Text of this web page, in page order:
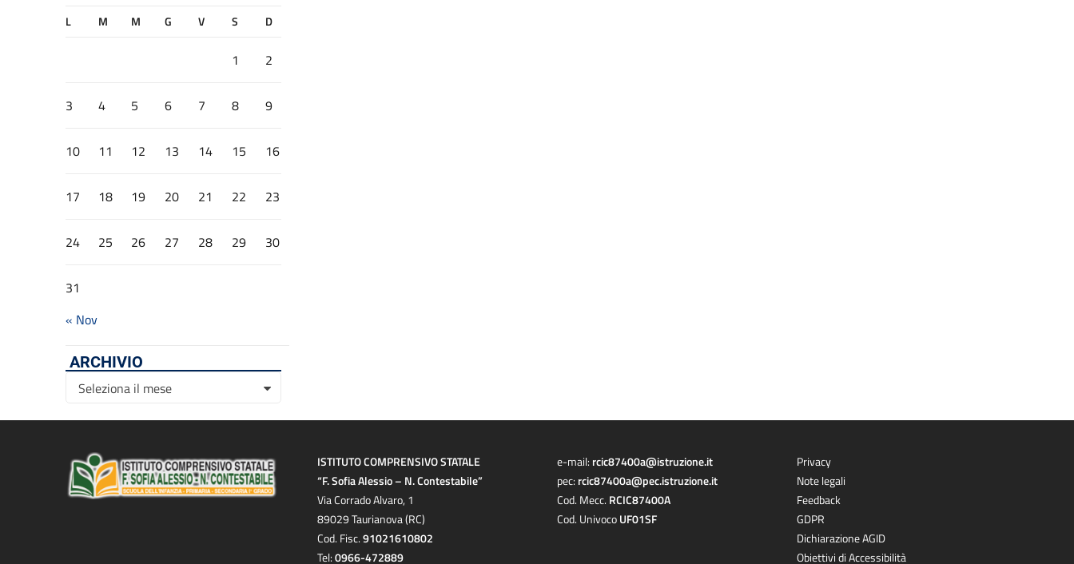
L M M G V S D
1 2
3 4 5 6 7 8 9
10 11 12 13 14 15 16
17 18 19 20 21 22 23
24 25 26 27 28 29 30
31
« Nov
ARCHIVIO
Archivio
Seleziona il mese
ISTITUTO COMPRENSIVO STATALE
“F. Sofia Alessio – N. Contestabile”
Via Corrado Alvaro, 1
89029 Taurianova (RC)
Cod. Fisc.91021610802
Tel:0966-472889
e-mail: rcic87400a@istruzione.it
pec: rcic87400a@pec.istruzione.it
Cod. Mecc. RCIC87400A
Cod. UnivocoUF01SF
Privacy
Note legali
Feedback
GDPR
Dichiarazione AGID
Obiettivi di Accessibilità